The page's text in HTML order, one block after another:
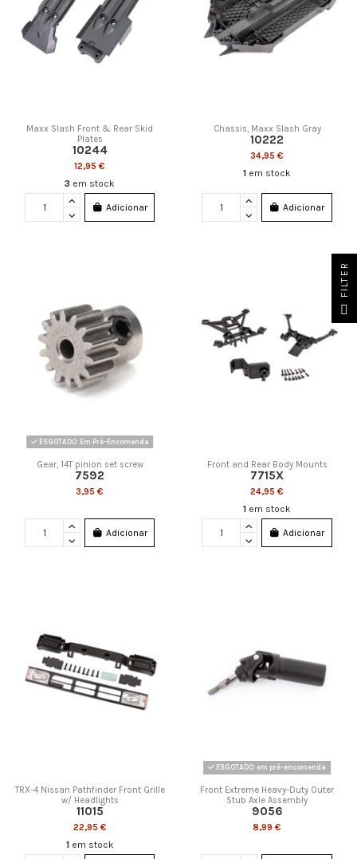
Maxx Slash Front & Rear Skid
Plates
10244
12,95 €
3 em stock
Adicionar
Chassis, Maxx Slash Gray
10222
34,95 €
1 em stock
Adicionar
ESGOTADO: Em Pré-Encomenda
Gear, 14T pinion set screw
7592
3,95 €
Adicionar
Front and Rear Body Mounts
7715X
24,95 €
1 em stock
Adicionar
TRX-4 Nissan Pathfinder Front Grille
w/ Headlights
11015
22,95 €
1 em stock
ESGOTADO: em pré-encomenda
Front Extreme Heavy-Duty Outer
Stub Axle Assembly
9056
8,99 €
FILTER